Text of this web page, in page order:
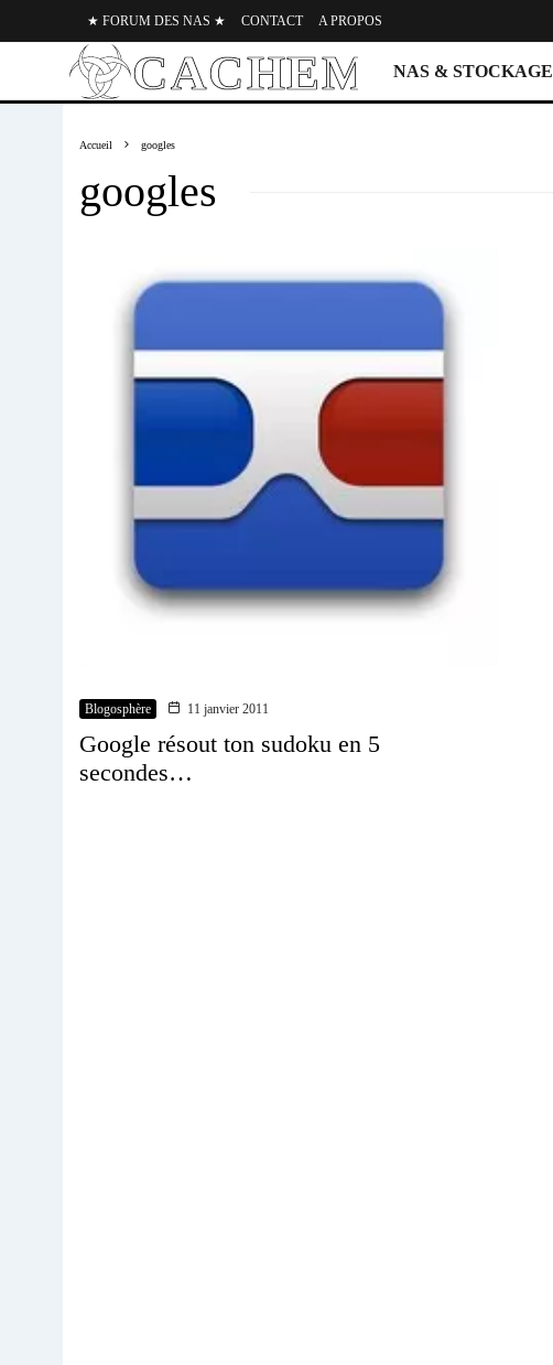
★ FORUM DES NAS ★ CONTACT A PROPOS
NAS & STOCKAGE
Accueil googles
googles
Blogosphère 11 janvier 2011
Google résout ton sudoku en 5
secondes…